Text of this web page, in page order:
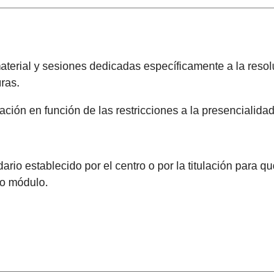
y sesiones dedicadas específicamente a la
en función de las restricciones a la
establecido por el centro o por la titulación para
módulo.